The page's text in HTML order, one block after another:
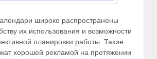
широко распространены
их использования и возможности
планировки работы. Такие
хорошей рекламой на протяжении